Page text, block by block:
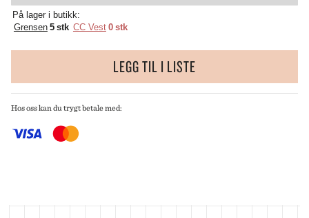
På lager i butikk:
Grensen5 stk CC Vest0 stk
LEGG TIL I LISTE
Hos oss kan du trygt betale med: